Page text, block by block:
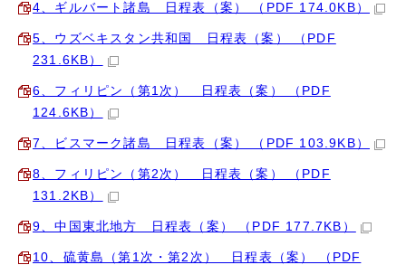
4、ギルバート諸島 日程表（案） （PDF 174.0KB）
5、ウズベキスタン共和国 日程表（案） （PDF
231.6KB）
6、フィリピン（第1次） 日程表（案） （PDF
124.6KB）
7、ビスマーク諸島 日程表（案） （PDF 103.9KB）
8、フィリピン（第2次） 日程表（案） （PDF
131.2KB）
9、中国東北地方 日程表（案） （PDF 177.7KB）
10、硫黄島（第1次・第2次） 日程表（案） （PDF